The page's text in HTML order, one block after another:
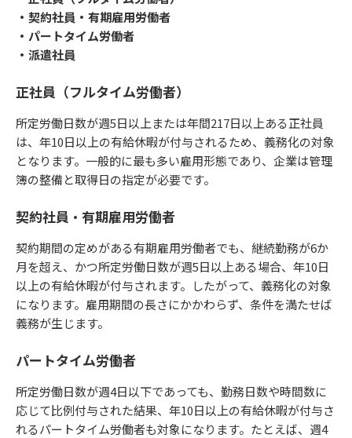
・契約社員・有期雇用労働者
・パートタイム労働者
・派遣社員
正社員（フルタイム労働者）
所定労働日数が週5日以上または年間217日以上ある正社員
は、年10日以上の有給休暇が付与されるため、義務化の対象
となります。一般的に最も多い雇用形態であり、企業は管理
簿の整備と取得日の指定が必要です。
契約社員・有期雇用労働者
契約期間の定めがある有期雇用労働者でも、継続勤務が6か
月を超え、かつ所定労働日数が週5日以上ある場合、年10日
以上の有給休暇が付与されます。したがって、義務化の対象
になります。雇用期間の長さにかかわらず、条件を満たせば
義務が生じます。
パートタイム労働者
所定労働日数が週4日以下であっても、勤務日数や時間数に
応じて比例付与された結果、年10日以上の有給休暇が付与さ
れるパートタイム労働者も対象になります。たとえば、週4